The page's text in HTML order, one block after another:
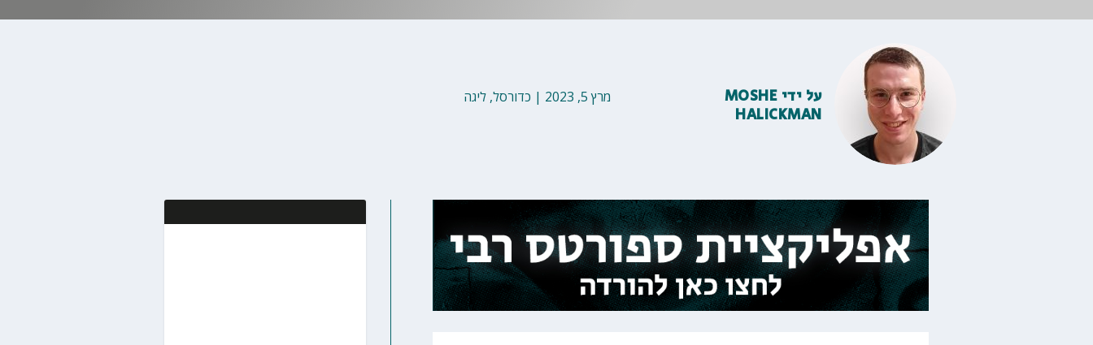
מרץ 5, 2023 | כדורסל,ליגה על ידי MOSHE
HALICKMAN